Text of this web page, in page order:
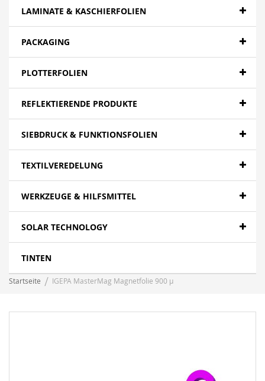
LAMINATE & KASCHIERFOLIEN
PACKAGING
PLOTTERFOLIEN
REFLEKTIERENDE PRODUKTE
SIEBDRUCK & FUNKTIONSFOLIEN
TEXTILVEREDELUNG
WERKZEUGE & HILFSMITTEL
SOLAR TECHNOLOGY
TINTEN
Startseite IGEPA MasterMag Magnetfolie 900 µ